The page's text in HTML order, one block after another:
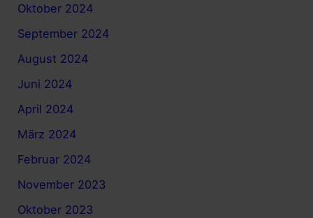
Oktober 2024
September 2024
August 2024
Juni 2024
April 2024
März 2024
Februar 2024
November 2023
Oktober 2023